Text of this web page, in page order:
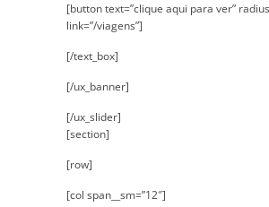
[button text=”clique aqui para ver”
link=”/viagens”]
[/text_box]
[/ux_banner]
[/ux_slider]
[section]
[row]
[col span__sm=”12″]